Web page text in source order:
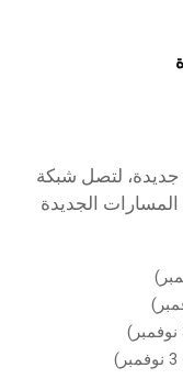
جديدة، لتصل شبكة
وجهة. تشمل المسارات الجديدة